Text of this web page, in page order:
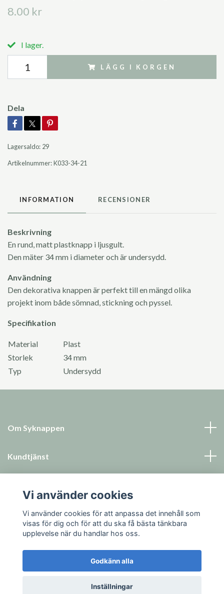
8.00 kr
I lager.
LÄGG I KORGEN
Dela
Lagersaldo: 29
Artikelnummer:K033-34-21
INFORMATION RECENSIONER
Beskrivning
En rund, matt plastknapp i ljusgult.
Den mäter 34 mm i diameter och är undersydd.
Användning
Den dekorativa knappen är perfekt till en mängd olika
projekt inom både sömnad, stickning och pyssel.
Specifikation
Material
Plast
Storlek
34 mm
Typ
Undersydd
Om Syknappen
Kundtjänst
Sociala medier
© 2026 Syknappen
Vi använder cookies
Vi använder cookies för att anpassa det innehåll som
visas för dig och för att du ska få bästa tänkbara
upplevelse när du handlar hos oss.
Godkänn alla
Inställningar